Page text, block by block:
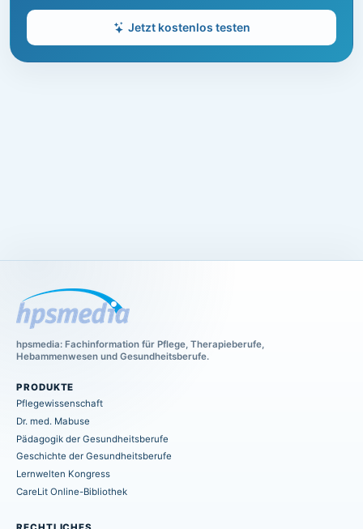
Jetzt kostenlos testen
hpsmedia: Fachinformation für Pflege, Therapieberufe,
Hebammenwesen und Gesundheitsberufe.
PRODUKTE
Pflegewissenschaft
Dr. med. Mabuse
Pädagogik der Gesundheitsberufe
Geschichte der Gesundheitsberufe
Lernwelten Kongress
CareLit Online-Bibliothek